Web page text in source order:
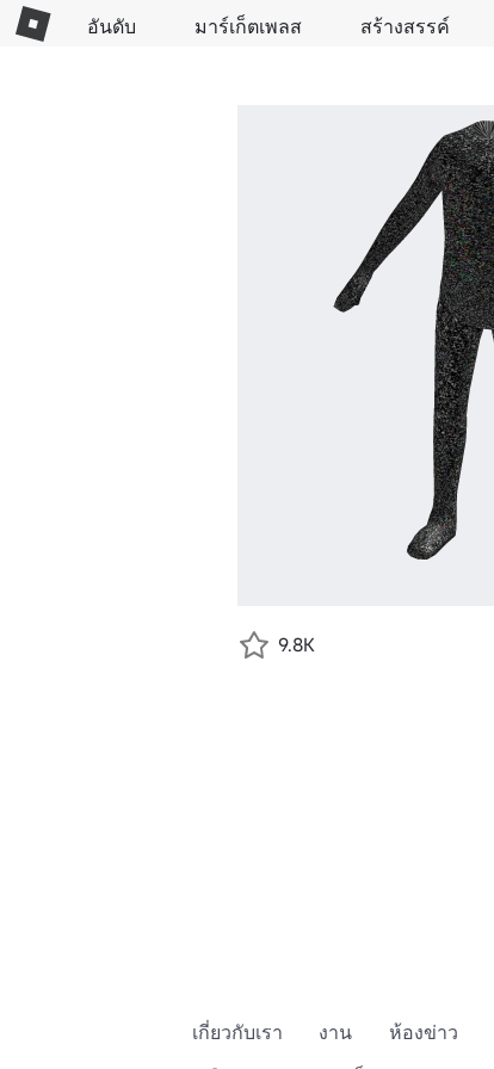
อันดับ มาร์เก็ตเพลส สร้างสรรค์
9.8K
เกี่ยวกับเรา งาน ห้องข่าว